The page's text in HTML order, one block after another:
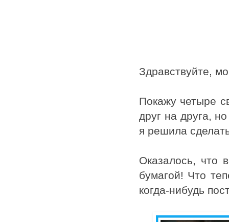
Здравствуйте,
Покажу четыре
друг на друга,
я решила
Оказалось, что
бумагой! Что
когда-нибудь